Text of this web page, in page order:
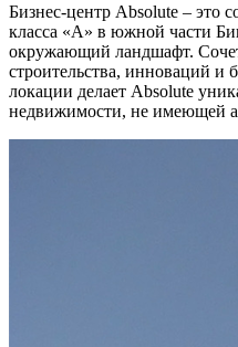
Бизнес-центр Absolute – это
класса «А» в южной части
окружающий ландшафт.
строительства, инноваций и
локации делает Absolute
недвижимости, не имеющей